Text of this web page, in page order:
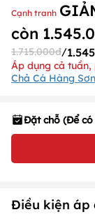
Cạnh tranh
còn
1.715.000đ/
Áp dụng cả
Chả Cá Hàng
Đặt chỗ (Để
Điều kiện áp